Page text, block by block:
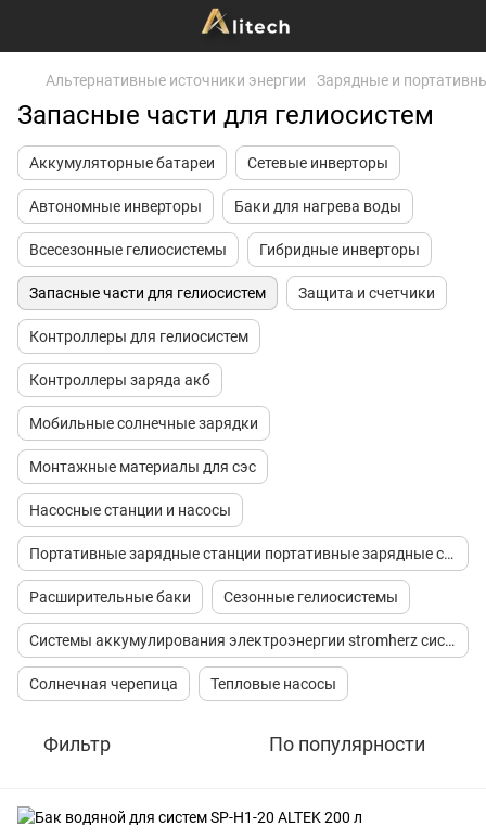
Альтернативные источники энергии Зарядные и
Запасные части для гелиосистем
Аккумуляторные батареи Сетевые инверторы
Автономные инверторы Баки для нагрева воды
Всесезонные гелиосистемы Гибридные инверторы
Запасные части для гелиосистем Защита и счетчики
Контроллеры для гелиосистем
Контроллеры заряда акб
Мобильные солнечные зарядки
Монтажные материалы для сэс
Насосные станции и насосы
Портативные зарядные станции портативные зарядные станции
Расширительные баки Сезонные гелиосистемы
Системы аккумулирования электроэнергии stromherz системы аккумулирования электроэнергии stromherz
Солнечная черепица Тепловые насосы
Фильтр По популярности